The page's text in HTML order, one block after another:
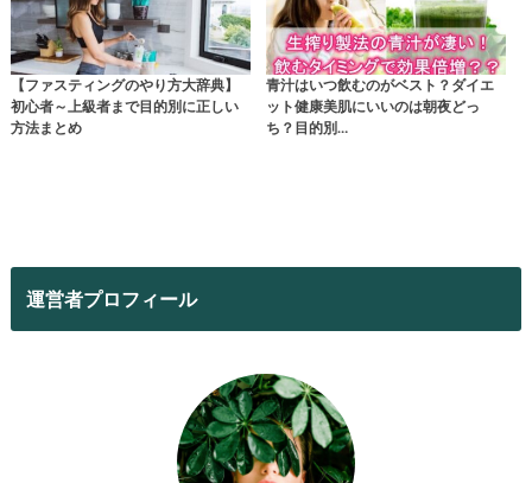
【ファスティングのやり方大辞典】
初心者～上級者まで目的別に正しい
方法まとめ
青汁はいつ飲むのがベスト？ダイエ
ット健康美肌にいいのは朝夜どっ
ち？目的別…
運営者プロフィール